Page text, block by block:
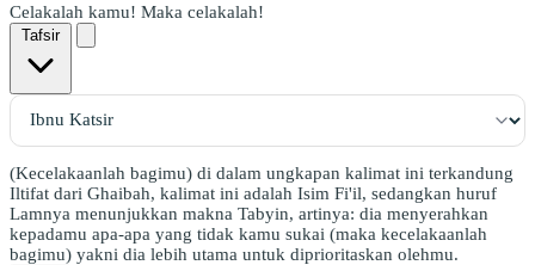
Celakalah kamu! Maka celakalah!
Tafsir
(Kecelakaanlah bagimu) di dalam ungkapan kalimat ini terkandung
Iltifat dari Ghaibah, kalimat ini adalah Isim Fi'il, sedangkan huruf
Lamnya menunjukkan makna Tabyin, artinya: dia menyerahkan
kepadamu apa-apa yang tidak kamu sukai (maka kecelakaanlah
bagimu) yakni dia lebih utama untuk diprioritaskan olehmu.